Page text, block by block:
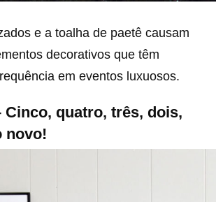
e a toalha de paetê causam
decorativos que têm
em eventos luxuosos.
Cinco, quatro, três, dois,
novo!